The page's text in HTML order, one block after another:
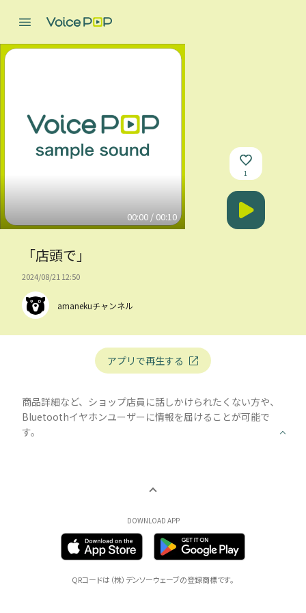
00:00 / 00:10
1
「店頭で」
2024/08/21 12:50
amanekuチャンネル
アプリで再生する
商品詳細など、ショップ店員に話しかけられたくない⽅や、
Bluetoothイヤホンユーザーに情報を届けることが可能で
す。
DOWNLOAD APP
QRコードは（株）デンソーウェーブの登録商標です。